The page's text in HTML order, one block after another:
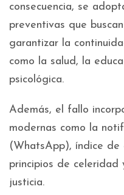
consecuencia, se
preventivas que
garantizar la
como la salud, la
psicológica.
Además, el fallo
modernas como la
(WhatsApp), índice de
principios de
justicia.